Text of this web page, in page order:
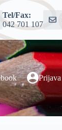
Tel/Fax:
042 701 107
Prijava